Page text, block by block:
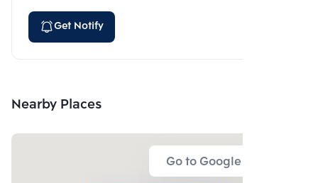
Get Notify
Nearby Places
Go to Google Map